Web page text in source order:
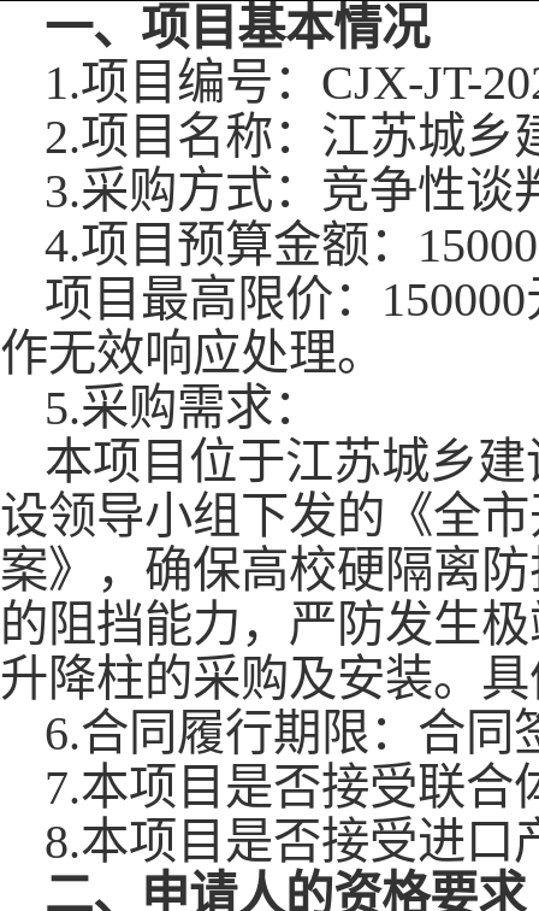
一、项目基本情况
1.项目编号：CJX-JT-
2.项目名称：江苏城乡
3.采购方式：竞争性谈
4.项目预算金额：
项目最高限价：
作无效响应处理。
5.采购需求：
本项目位于江苏城乡
设领导小组下发的《全
案》，确保高校硬隔离
的阻挡能力，严防发生
升降柱的采购及安装。
6.合同履行期限：合同
7.本项目是否接受联合
8.本项目是否接受进口
二、申请人的资格要